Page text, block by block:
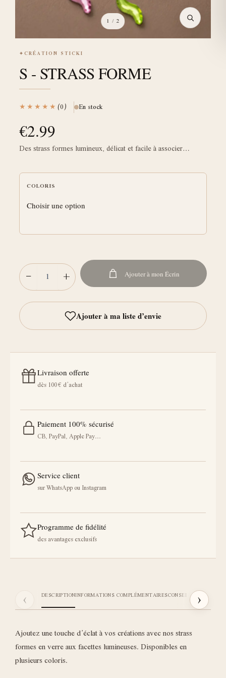
1 / 2
✦CRÉATION STICKI
S - STRASS FORME
★★★★★(0) En stock
€2.99
Des strass formes lumineux, délicat et facile à associer…
COLORIS
− + Ajouter à mon Écrin
Livraison offerte
dès 100 € d’achat
Paiement 100% sécurisé
CB, PayPal, Apple Pay…
Service client
sur WhatsApp ou Instagram
Programme de fidélité
des avantages exclusifs
‹ DESCRIPTIONINFORMATIONS COMPLÉMENTAIRESCONSEILS STICKI
›
Ajoutez une touche d’éclat à vos créations avec nos strass
formes en verre aux facettes lumineuses. Disponibles en
plusieurs coloris.